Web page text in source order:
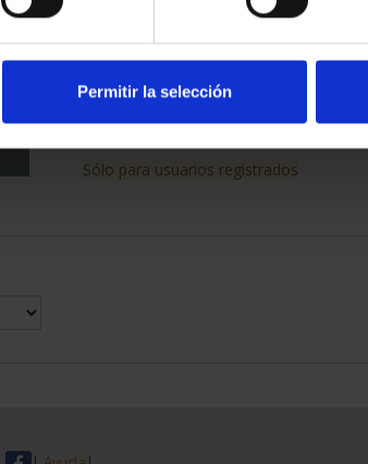
Permitir la selección
-
SUSCRIPCIÓN CIUDADES
1.095,00 €
Sólo para usuarios registrados